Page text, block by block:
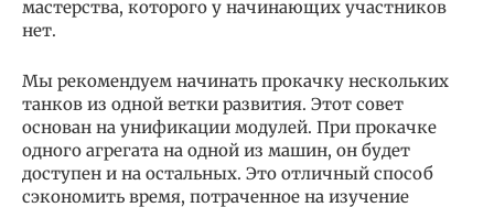
мастерства, которого у начинающих участников
нет.
Мы рекомендуем начинать прокачку нескольких
танков из одной ветки развития. Этот совет
основан на унификации модулей. При прокачке
одного агрегата на одной из машин, он будет
доступен и на остальных. Это отличный способ
сэкономить время, потраченное на изучение